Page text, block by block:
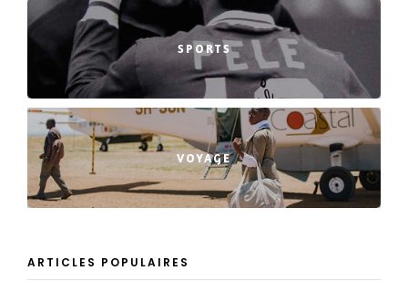
SPORTS
VOYAGE
ARTICLES POPULAIRES